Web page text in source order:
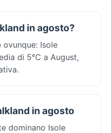
in agosto?
Isole
di 5°C a August,
in agosto
dominano Isole